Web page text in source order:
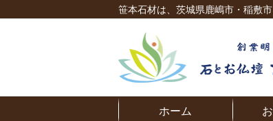
笹本石材は、茨城県鹿嶋市・稲敷
ホーム